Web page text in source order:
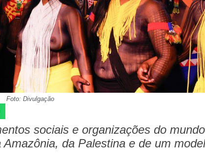
Foto: Divulgação
sociais e organizações do
da Palestina e de um